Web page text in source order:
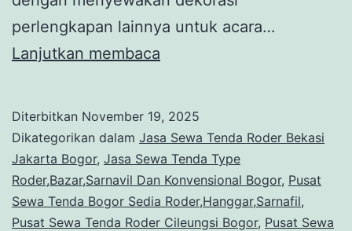
perlengkapan lainnya untuk acara…
Lanjutkan membaca
Bogor
Sedia
Roder,Hanggar,Sarnafil
Diterbitkan November 19, 2025
Dikategorikan dalam Jasa Sewa Tenda Roder Bekasi
Jakarta Bogor, Jasa Sewa Tenda Type
Roder,Bazar,Sarnavil Dan Konvensional Bogor, Pusat
Sewa Tenda Bogor Sedia Roder,Hanggar,Sarnafil,
Pusat Sewa Tenda Roder Cileungsi Bogor, Pusat Sewa